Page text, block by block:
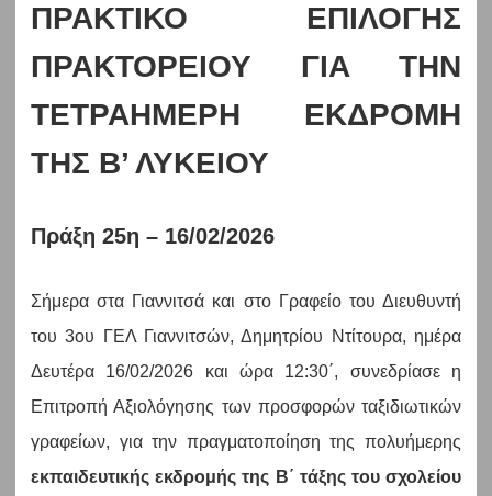
ΠΡΑΚΤΙΚΟ ΕΠΙΛΟΓΗΣ
ΠΡΑΚΤΟΡΕΙΟΥ ΓΙΑ ΤΗΝ
ΤΕΤΡΑΗΜΕΡΗ ΕΚΔΡΟΜΗ
ΤΗΣ Β’ ΛΥΚΕΙΟΥ
Πράξη 25η – 16/02/2026
Σήμερα στα Γιαννιτσά και στο Γραφείο του Διευθυντή
του 3ου ΓΕΛ Γιαννιτσών, Δημητρίου Ντίτουρα, ημέρα
Δευτέρα 16/02/2026 και ώρα 12:30΄, συνεδρίασε η
Επιτροπή Αξιολόγησης των προσφορών ταξιδιωτικών
γραφείων, για την πραγματοποίηση της πολυήμερης
εκπαιδευτικής εκδρομής της Β΄ τάξης του σχολείου